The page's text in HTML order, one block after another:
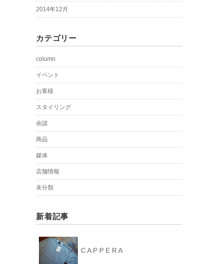
2014年12月
カテゴリー
column
イベント
お客様
スタイリング
余談
商品
媒体
店舗情報
未分類
新着記事
C A P P E R A